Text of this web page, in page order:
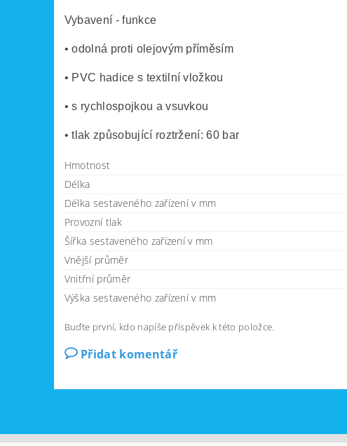
Vybavení - funkce
• odolná proti olejovým příměsím
• PVC hadice s textilní vložkou
• s rychlospojkou a vsuvkou
• tlak způsobující roztržení: 60 bar
Hmotnost
Délka
Délka sestaveného zařízení v mm
Provozní tlak
Šířka sestaveného zařízení v mm
Vnější průměr
Vnitřní průměr
Výška sestaveného zařízení v mm
Buďte první, kdo napíše příspěvek k této položce.
Přidat komentář